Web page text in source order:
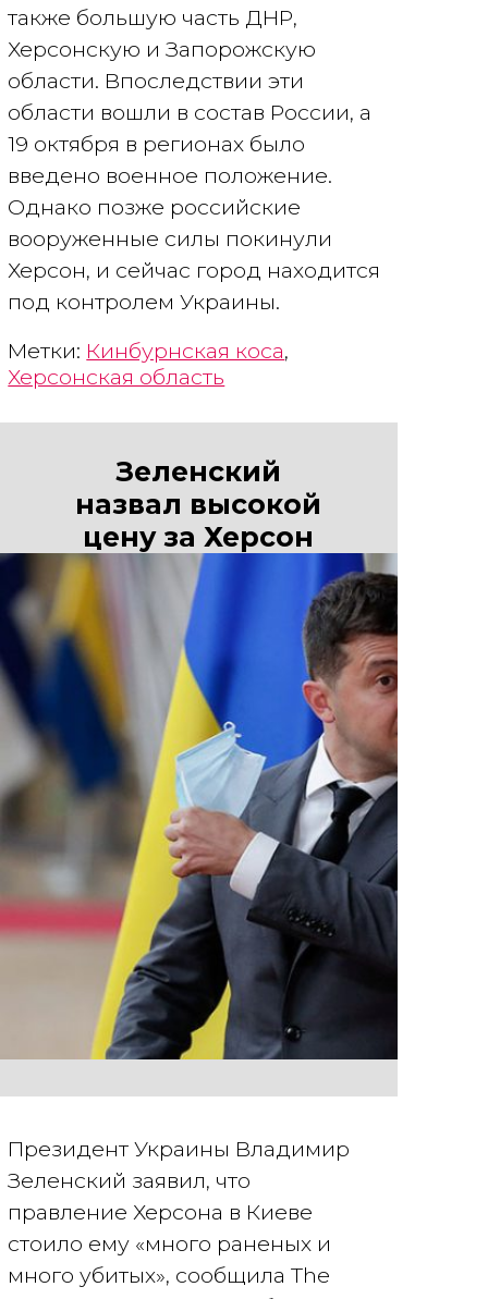
также большую часть ДНР,
Херсонскую и Запорожскую
области. Впоследствии эти
области вошли в состав России, а
19 октября в регионах было
введено военное положение.
Однако позже российские
вооруженные силы покинули
Херсон, и сейчас город находится
под контролем Украины.
Метки: Кинбурнская коса,
Херсонская область
Зеленский
назвал высокой
цену за Херсон
Президент Украины Владимир
Зеленский заявил, что
правление Херсона в Киеве
стоило ему «много раненых и
много убитых», сообщила The